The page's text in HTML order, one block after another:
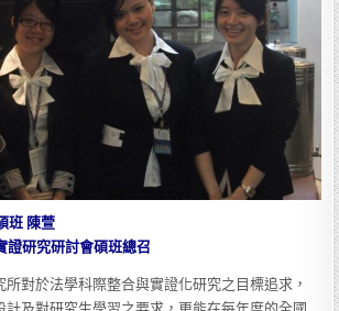
班 陳萱
證研究研討會碩班總召
對於法學科際整合與實證化研究之目標追求，